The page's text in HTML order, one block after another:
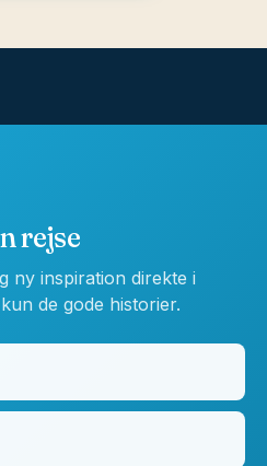
rejse
ny inspiration direkte i
de gode historier.